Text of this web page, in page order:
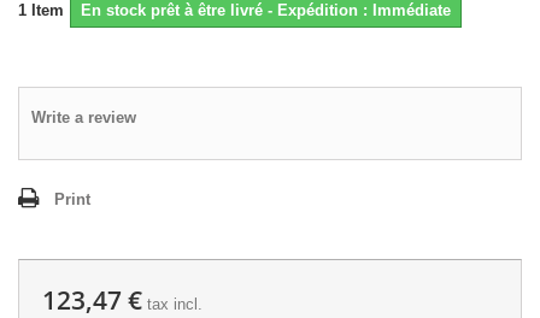
1 Item En stock prêt à être livré - Expédition : Immédiate
Write a review
Print
123,47 € tax incl.